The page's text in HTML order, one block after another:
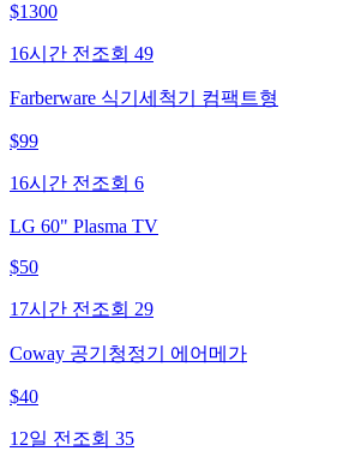
$1300
16시간 전 조회 49
Farberware 식기세척기 컴팩트형
$99
16시간 전 조회 6
LG 60" Plasma TV
$50
17시간 전 조회 29
Coway 공기청정기 에어메가
$40
12일 전 조회 35